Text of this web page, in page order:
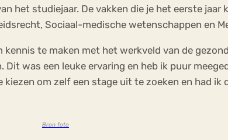
het studiejaar. De vakken die je het eerste jaar
Sociaal-medische wetenschappen en
te maken met het werkveld van de
was een leuke ervaring en heb ik puur
om zelf een stage uit te zoeken en had
Bron foto